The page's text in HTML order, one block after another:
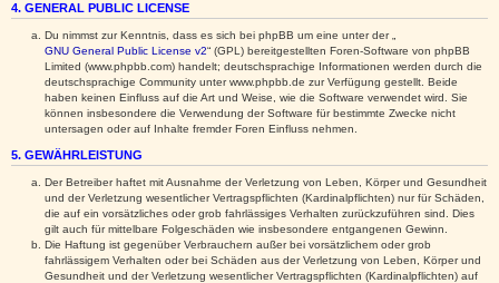
4. GENERAL PUBLIC LICENSE
Du nimmst zur Kenntnis, dass es sich bei phpBB um eine unter der „
GNU General Public License v2“ (GPL) bereitgestellten Foren-Software von phpBB
Limited (www.phpbb.com) handelt; deutschsprachige Informationen werden durch die
deutschsprachige Community unter www.phpbb.de zur Verfügung gestellt. Beide
haben keinen Einfluss auf die Art und Weise, wie die Software verwendet wird. Sie
können insbesondere die Verwendung der Software für bestimmte Zwecke nicht
untersagen oder auf Inhalte fremder Foren Einfluss nehmen.
5. GEWÄHRLEISTUNG
Der Betreiber haftet mit Ausnahme der Verletzung von Leben, Körper und Gesundheit
und der Verletzung wesentlicher Vertragspflichten (Kardinalpflichten) nur für Schäden,
die auf ein vorsätzliches oder grob fahrlässiges Verhalten zurückzuführen sind. Dies
gilt auch für mittelbare Folgeschäden wie insbesondere entgangenen Gewinn.
Die Haftung ist gegenüber Verbrauchern außer bei vorsätzlichem oder grob
fahrlässigem Verhalten oder bei Schäden aus der Verletzung von Leben, Körper und
Gesundheit und der Verletzung wesentlicher Vertragspflichten (Kardinalpflichten) auf